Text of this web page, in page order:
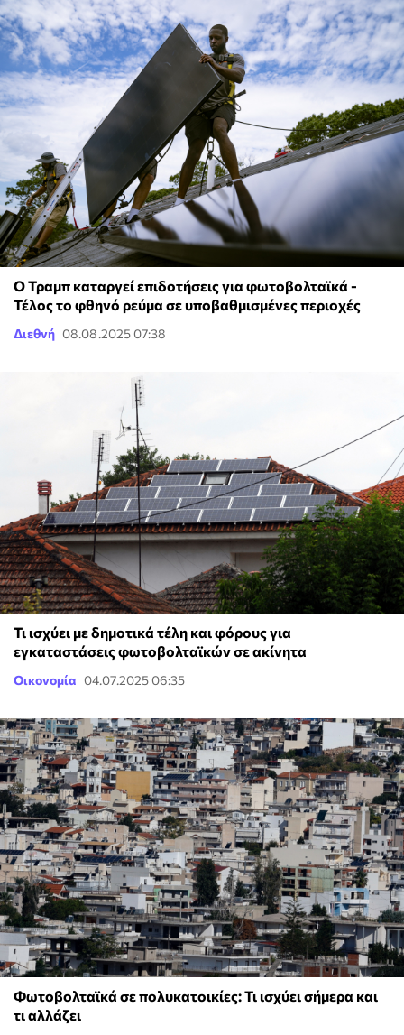
Ο Τραμπ καταργεί επιδοτήσεις για φωτοβολταϊκά -
Τέλος το φθηνό ρεύμα σε υποβαθμισμένες περιοχές
Διεθνή 08.08.2025 07:38
Τι ισχύει με δημοτικά τέλη και φόρους για
εγκαταστάσεις φωτοβολταϊκών σε ακίνητα
Οικονομία 04.07.2025 06:35
Φωτοβολταϊκά σε πολυκατοικίες: Τι ισχύει σήμερα και
τι αλλάζει